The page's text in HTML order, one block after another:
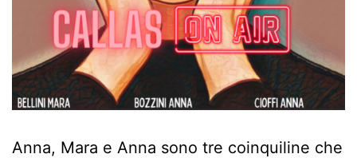
Anna, Mara e Anna sono tre coinquiline che